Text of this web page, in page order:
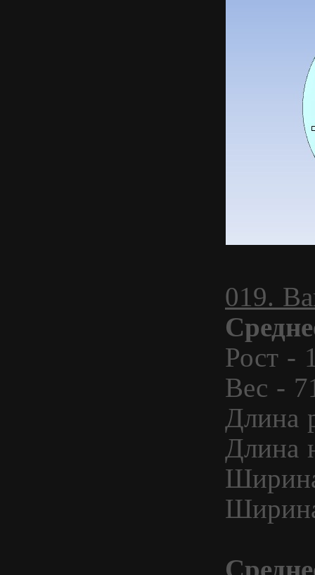
019.
Рост -
Вес -
Длина
Длина